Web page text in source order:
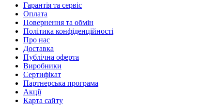
Гарантія та сервіс
Оплата
Повернення та обмін
Політика конфіденційності
Про нас
Доставка
Публічна оферта
Виробники
Сертифікат
Партнерська програма
Акції
Карта сайту